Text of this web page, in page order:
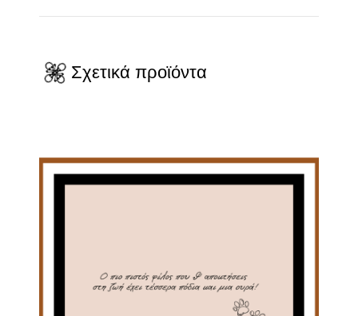
Σχετικά προϊόντα